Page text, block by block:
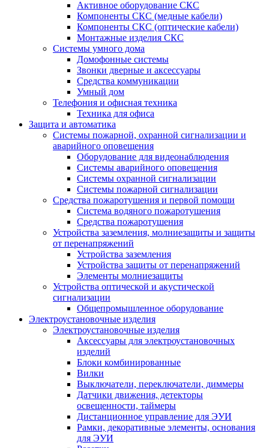
Активное оборудование СКС
Компоненты СКС (медные кабели)
Компоненты СКС (оптические кабели)
Монтажные изделия СКС
Системы умного дома
Домофонные системы
Звонки дверные и аксессуары
Средства коммуникации
Умный дом
Телефония и офисная техника
Техника для офиса
Защита и автоматика
Системы пожарной, охранной сигнализации и
аварийного оповещения
Оборудование для видеонаблюдения
Системы аварийного оповещения
Системы охранной сигнализации
Системы пожарной сигнализации
Средства пожаротушения и первой помощи
Система водяного пожаротушения
Средства пожаротушения
Устройства заземления, молниезащиты и защиты
от перенапряжений
Устройства заземления
Устройства защиты от перенапряжений
Элементы молниезащиты
Устройства оптической и акустической
сигнализации
Общепромышленное оборудование
Электроустановочные изделия
Электроустановочные изделия
Аксессуары для электроустановочных
изделий
Блоки комбинированные
Вилки
Выключатели, переключатели, диммеры
Датчики движения, детекторы
освещенности, таймеры
Дистанционное управление для ЭУИ
Рамки, декоративные элементы, основания
для ЭУИ